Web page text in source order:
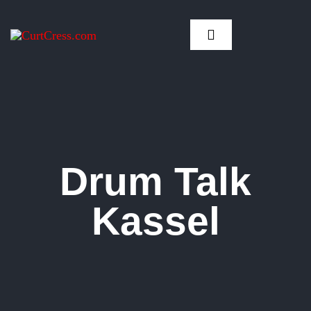
Inhalt
Toggle
Drum Talk
Kassel